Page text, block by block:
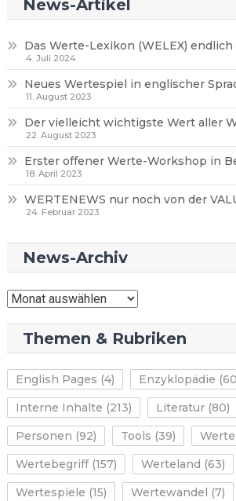
News-Artikel
Das Werte-Lexikon (WELEX)
4. Juli 2024
Neues Wertespiel in englischer
11. August 2023
Der vielleicht wichtigste Wert aller
22. August 2023
Erster offener Werte-Workshop in
18. April 2023
WERTENEWS nur noch von der
24. Februar 2023
News-Archiv
News-
Themen & Rubriken
English Pages (4) Enzyklopädie
Interne Inhalte (213) Literatur(80)
Personen (92) Tools (39)
Wertebegriff(157) Werteland (63)
Wertespiele (15) Wertewandel (7)